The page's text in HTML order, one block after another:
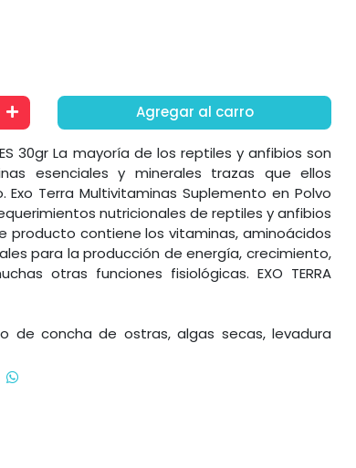
Agregar al carro
30gr La mayoría de los reptiles y anfibios son
esenciales y minerales trazas que ellos
Terra Multivitaminas Suplemento en Polvo
nutricionales de reptiles y anfibios
producto contiene los vitaminas, aminoácidos
para la producción de energía, crecimiento,
otras funciones fisiológicas. EXO TERRA
de concha de ostras, algas secas, levadura